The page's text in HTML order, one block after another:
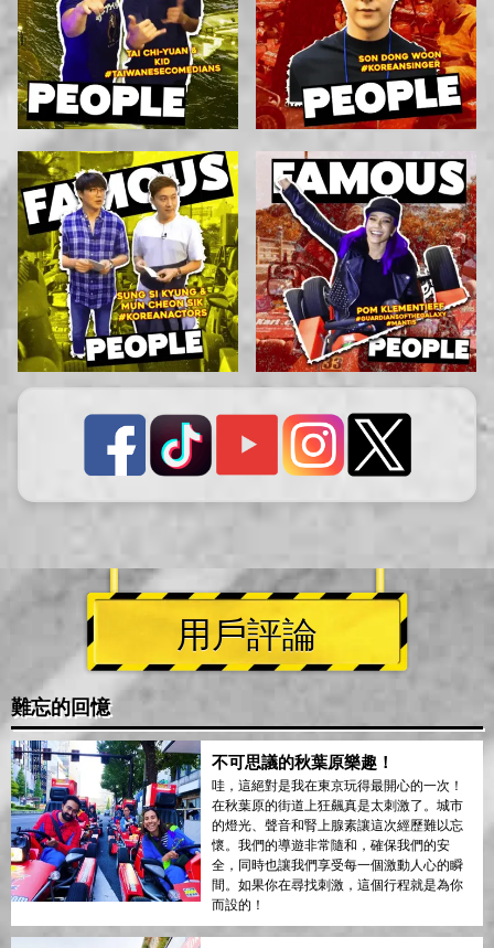
用戶評論
難忘的回憶
不可思議的秋葉原樂趣！
哇，這絕對是我在東京玩得最開心的一次！
在秋葉原的街道上狂飆真是太刺激了。城市
的燈光、聲音和腎上腺素讓這次經歷難以忘
懷。我們的導遊非常隨和，確保我們的安
全，同時也讓我們享受每一個激動人心的瞬
間。如果你在尋找刺激，這個行程就是為你
而設的！